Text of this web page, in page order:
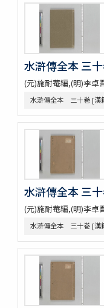
新刻全像忠義水滸誌
水滸伝全本三十巻
水滸傳全本 三十巻
新刻全像水滸傳 二
忠義水滸全書 一百
忠義水滸全書 一百
忠義水滸全伝 百二
忠義水滸全伝 120回
第五才子書施耐菴
李卓吾先生批点忠義
評論出像水滸伝
U-PARLセレクション
古今歴代十八史略
元氏長慶集残五巻
増広竜龕手鑑八巻
論語集解残四巻
纂図附音増広古注千
医方大成論一巻
Pagoda de Dakao
Vedische und
水滸傳全本 三
(元)施耐菴編,(明)李卓
水滸傳全本 三十巻 [漢
水滸傳全本 三
(元)施耐菴編,(明)李卓
水滸傳全本 三十巻 [漢